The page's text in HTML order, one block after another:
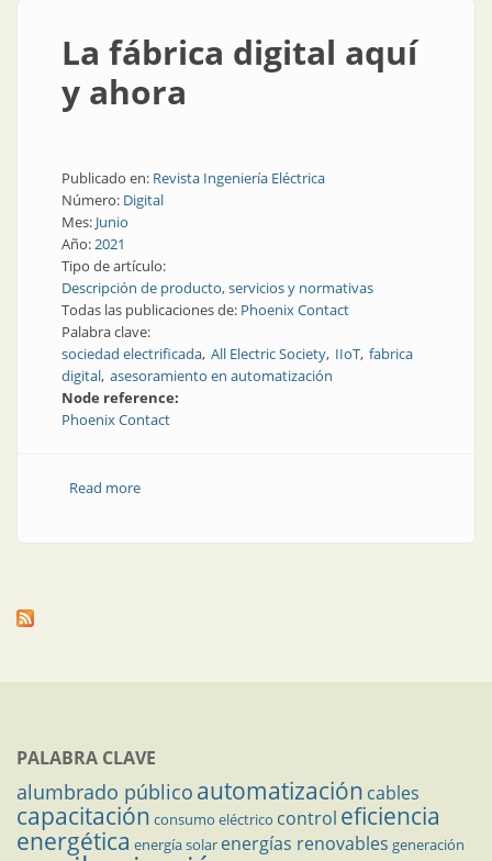
La fábrica digital aquí
y ahora
Publicado en: Revista Ingeniería Eléctrica
Número: Digital
Mes: Junio
Año:2021
Tipo de artículo:
Descripción de producto, servicios y normativas
Todas las publicaciones de: Phoenix Contact
Palabra clave:
sociedad electrificada All Electric Society IIoT fabrica
digital asesoramiento en automatización
Node reference:
Phoenix Contact
Read moreabout La fábrica digital aquí y ahora
PALABRA CLAVE
alumbrado público automatización cables
capacitación consumo eléctrico control eficiencia
energética energía solar energías renovables generación